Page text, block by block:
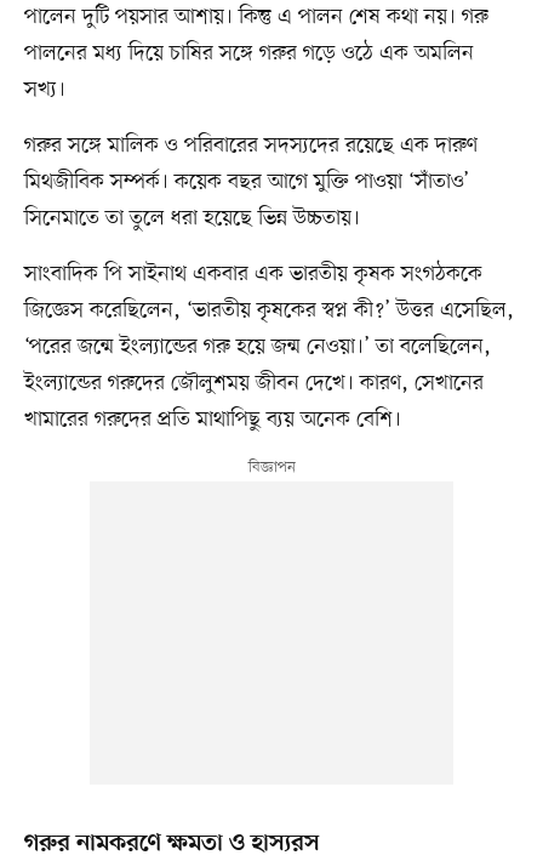
পালেন দুটি পয়সার আশায়। কিন্তু এ পালন শেষ কথা নয়। গরু
পালনের মধ্য দিয়ে চাষির সঙ্গে গরুর গড়ে ওঠে এক অমলিন
সখ্য।
গরুর সঙ্গে মালিক ও পরিবারের সদস্যদের রয়েছে এক দারুণ
মিথজীবিক সম্পর্ক। কয়েক বছর আগে মুক্তি পাওয়া ‘সাঁতাও’
সিনেমাতে তা তুলে ধরা হয়েছে ভিন্ন উচ্চতায়।
সাংবাদিক পি সাইনাথ একবার এক ভারতীয় কৃষক সংগঠককে
জিজ্ঞেস করেছিলেন, ‘ভারতীয় কৃষকের স্বপ্ন কী?’ উত্তর এসেছিল,
‘পরের জন্মে ইংল্যান্ডের গরু হয়ে জন্ম নেওয়া।’ তা বলেছিলেন,
ইংল্যান্ডের গরুদের জৌলুশময় জীবন দেখে। কারণ, সেখানের
খামারের গরুদের প্রতি মাথাপিছু ব্যয় অনেক বেশি।
গরুর নামকরণে ক্ষমতা ও হাস্যরস